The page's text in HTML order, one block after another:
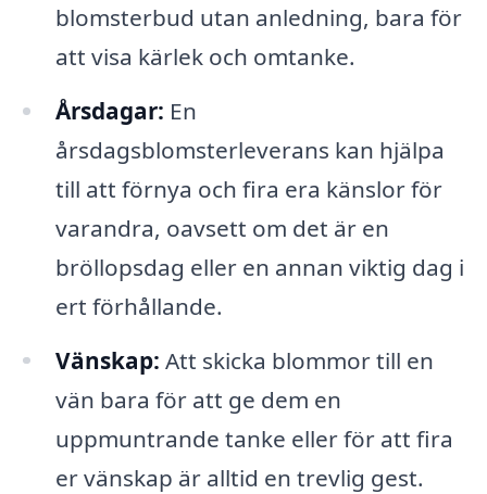
blomsterbud utan anledning, bara för
att visa kärlek och omtanke.
Årsdagar: En
årsdagsblomsterleverans kan hjälpa
till att förnya och fira era känslor för
varandra, oavsett om det är en
bröllopsdag eller en annan viktig dag i
ert förhållande.
Vänskap: Att skicka blommor till en
vän bara för att ge dem en
uppmuntrande tanke eller för att fira
er vänskap är alltid en trevlig gest.